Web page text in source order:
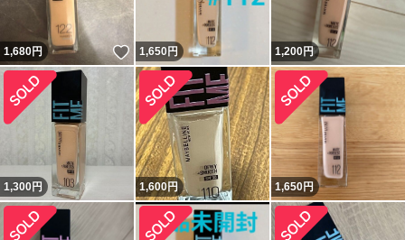
1,680円 いいね！
1,650円 1,200円
1,300円 1,600円 1,650円